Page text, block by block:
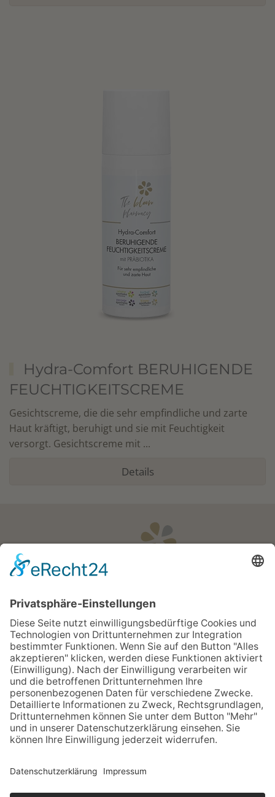
Hydra-Comfort BERUHIGENDE
FEUCHTIGKEITSCREME
Gesichtscreme, die die sehr empfindliche und zarte
Haut kräftigt, beruhigt und sie mit Feuchtigkeit
versorgt. Gesichtscreme mit ...
Details
Öffnungszeiten
Apotheken Notdienst:
Bereitschaftsdienste